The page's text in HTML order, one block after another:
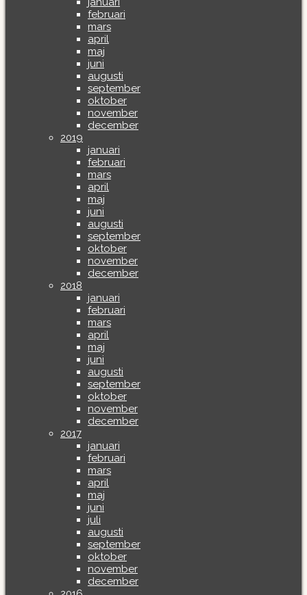
februari
mars
april
maj
juni
augusti
september
oktober
november
december
2019
januari
februari
mars
april
maj
juni
augusti
september
oktober
november
december
2018
januari
februari
mars
april
maj
juni
augusti
september
oktober
november
december
2017
januari
februari
mars
april
maj
juni
juli
augusti
september
oktober
november
december